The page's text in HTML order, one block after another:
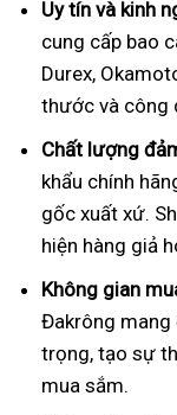
Uy tín và kinh
cung cấp bao
Durex,
thước và công
Chất lượng
khẩu chính
gốc xuất xứ.
hiện hàng giả
Không gian
Đakrông mang
trọng, tạo sự
mua sắm.